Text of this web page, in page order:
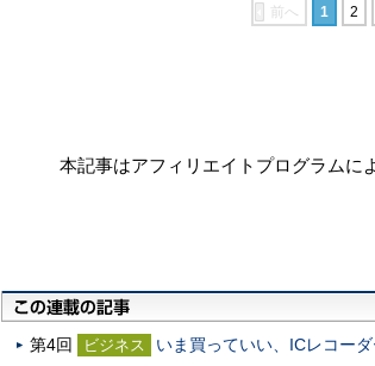
前へ 1 2
本記事はアフィリエイトプログラムに
第4回 ビジネス いま買っていい、ICレコー